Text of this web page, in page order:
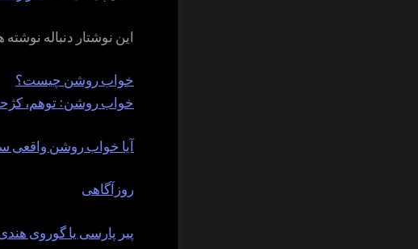
این نوشتار دنباله
خواب روشن چیست؟
خواب روشن: توهم،
آیا خواب روشن واقعی
روزآگاهی
پیر پارسی یا گوروی